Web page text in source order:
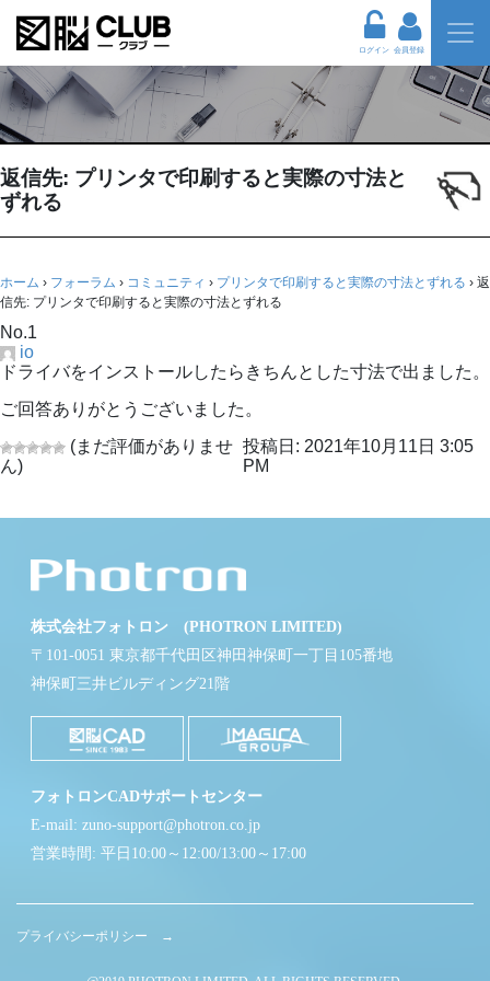
ログイン 会員登録
返信先: プリンタで印刷すると実際の寸法と
ずれる
ホーム › フォーラム › コミュニティ › プリンタで印刷すると実際の寸法とずれる › 返
信先: プリンタで印刷すると実際の寸法とずれる
No.1
io
ドライバをインストールしたらきちんとした寸法で出ました。
ご回答ありがとうございました。
(まだ評価がありませ
ん)
投稿日: 2021年10月11日 3:05
PM
株式会社フォトロン (PHOTRON LIMITED)
〒101-0051 東京都千代田区神田神保町一丁目105番地
神保町三井ビルディング21階
フォトロンCADサポートセンター
E-mail: zuno-support@photron.co.jp
営業時間: 平日10:00～12:00/13:00～17:00
プライバシーポリシー →